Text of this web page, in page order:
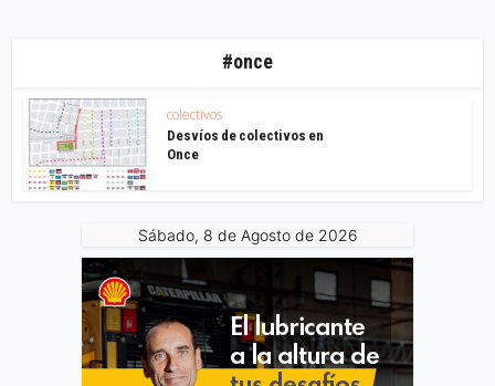
#once
colectivos
Desvíos de colectivos en
Once
Sábado, 8 de Agosto de 2026